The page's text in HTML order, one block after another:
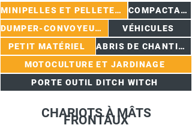
MINIPELLES ET PELLETEUSES
COMPACTAGE
DUMPER-CONVOYEURS
VÉHICULES
PETIT MATÉRIEL
ABRIS DE CHANTIER
MOTOCULTURE ET JARDINAGE
PORTE OUTIL DITCH WITCH
CHARIOTS À MÂTS
FRONTAUX